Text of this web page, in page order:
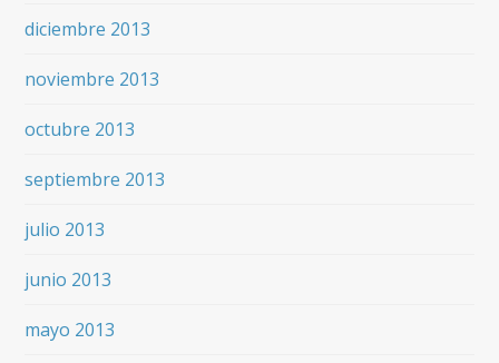
diciembre 2013
noviembre 2013
octubre 2013
septiembre 2013
julio 2013
junio 2013
mayo 2013